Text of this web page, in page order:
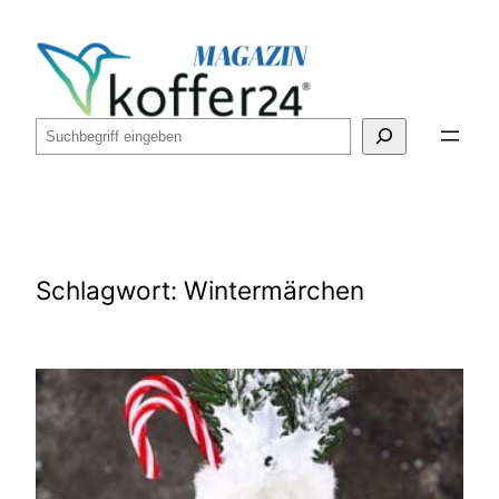
Inhalt
springen
Suchen
Schlagwort: Wintermärchen